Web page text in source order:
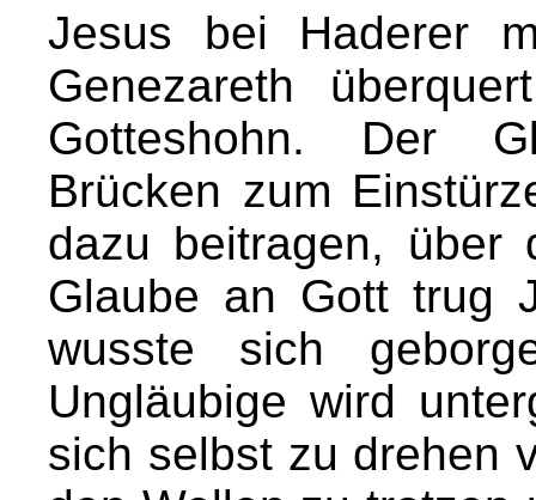
Jesus bei Haderer
Genezareth
Gotteshohn. Der
Brücken zum
dazu beitragen, über
Glaube an Gott trug
wusste sich
Ungläubige wird
sich selbst zu drehen